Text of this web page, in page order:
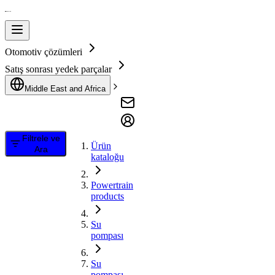
Otomotiv çözümleri
Satış sonrası yedek parçalar
Middle East and Africa
Filtrele ve
Ara
Ürün
kataloğu
Powertrain
products
Su
pompası
Su